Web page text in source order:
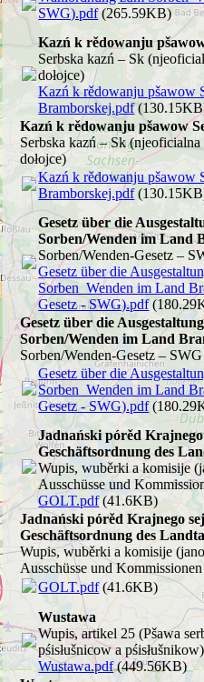
SWG).pdf(265.59KB)
Kazń k rědowanju
Serbska kazń – Sk
dołojce)
Kazń k rědowanju pšawow
Bramborskej.pdf
Kazń k rědowanju pšawow
Serbska kazń – Sk
dołojce)
Kazń k rědowanju pšawow
Bramborskej.pdf
Gesetz über die
Sorben/Wenden im Land
Sorben/Wenden-Gesetz –
Gesetz über die
Sorben_Wenden im Land
Gesetz - SWG).pdf
Gesetz über die
Sorben/Wenden im Land
Sorben/Wenden-Gesetz – SWG
Gesetz über die
Sorben_Wenden im Land
Gesetz - SWG).pdf
Jadnański pórěd
Geschäftsordnung des
Wupis, wuběrki a komisije
Ausschüsse und
GOLT.pdf(41.6KB)
Jadnański pórěd Krajnego
Geschäftsordnung des
Wupis, wuběrki a komisije
Ausschüsse und Kommissionen
GOLT.pdf(41.6KB)
Wustawa
Wupis, artikel 25 (Pšawa
pśisłušnicow a pśisłušnikow)
Wustawa.pdf(449.56KB)